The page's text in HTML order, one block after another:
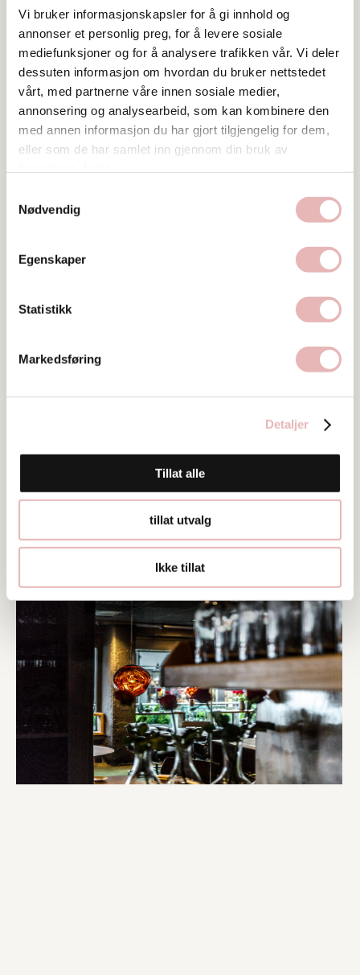
Vi bruker informasjonskapsler for å gi innhold og
annonser et personlig preg, for å levere sosiale
mediefunksjoner og for å analysere trafikken vår. Vi deler
dessuten informasjon om hvordan du bruker nettstedet
vårt, med partnerne våre innen sosiale medier,
annonsering og analysearbeid, som kan kombinere den
med annen informasjon du har gjort tilgjengelig for dem,
eller som de har samlet inn gjennom din bruk av
Nødvendig
Egenskaper
Statistikk
Markedsføring
Detaljer
Tillat alle
tillat utvalg
Ikke tillat
Mandag-tirsdag stengt
onsdag-fredag 18:00-00:00
lørdag 13:00-17:00(18)
søndag stengt
Book bord på Tango her
Tar digitalt BYENgavekort
Web
Ta kontakt